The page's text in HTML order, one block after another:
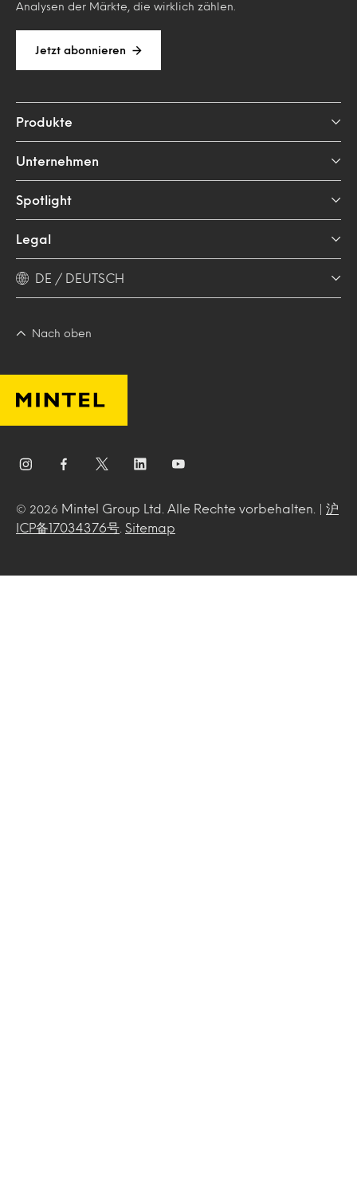
Analysen der Märkte, die wirklich zählen.
Jetzt abonnieren
Produkte
Unternehmen
Spotlight
Legal
DE / DEUTSCH
Nach oben
© 2026 Mintel Group Ltd. Alle Rechte vorbehalten. | 沪
ICP备17034376号
Sitemap